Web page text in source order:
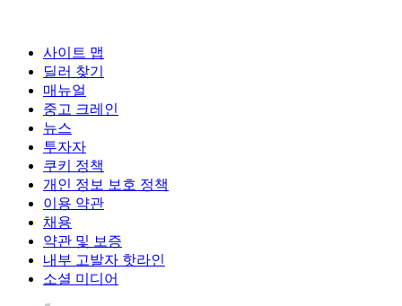
사이트 맵
딜러 찾기
매뉴얼
중고 크레인
뉴스
투자자
쿠키 정책
개인 정보 보호 정책
이용 약관
채용
약관 및 보증
내부 고발자 핫라인
소셜 미디어